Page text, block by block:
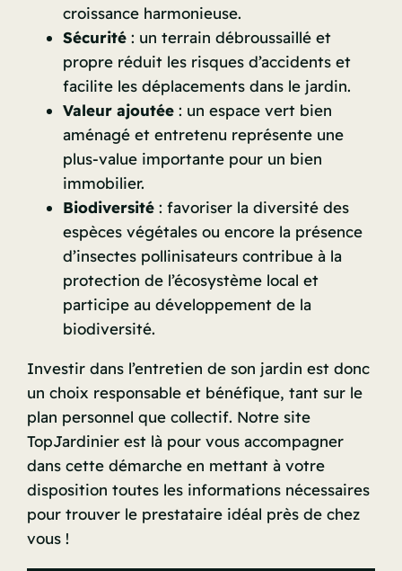
croissance harmonieuse.
Sécurité: un terrain débroussaillé et
propre réduit les risques d’accidents et
facilite les déplacements dans le jardin.
Valeur ajoutée: un espace vert bien
aménagé et entretenu représente une
plus-value importante pour un bien
immobilier.
Biodiversité: favoriser la diversité des
espèces végétales ou encore la présence
d’insectes pollinisateurs contribue à la
protection de l’écosystème local et
participe au développement de la
biodiversité.
Investir dans l’entretien de son jardin est donc
un choix responsable et bénéfique, tant sur le
plan personnel que collectif. Notre site
TopJardinier est là pour vous accompagner
dans cette démarche en mettant à votre
disposition toutes les informations nécessaires
pour trouver le prestataire idéal près de chez
vous !